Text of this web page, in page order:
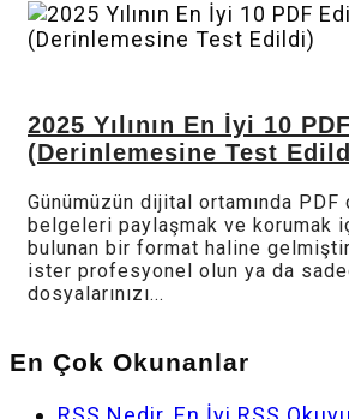
2025 Yılının En İyi 10
(Derinlemesine Test
Günümüzün dijital ortamında PDF
belgeleri paylaşmak ve korumak
bulunan bir format haline
ister profesyonel olun ya da
dosyalarınızı...
En Çok Okunanlar